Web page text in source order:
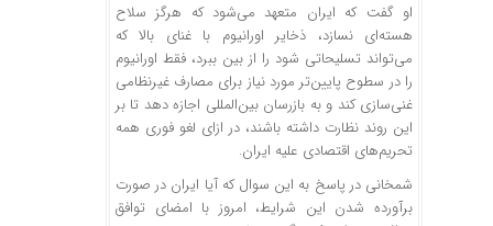
او گفت که ایران متعهد می‌شود که هرگز سلاح
هسته‌ای نسازد، ذخایر اورانیوم با غنای بالا که
می‌تواند تسلیحاتی شود را از بین ببرد، فقط اورانیوم
را در سطوح پایین‌تر مورد نیاز برای مصارف غیرنظامی
غنی‌سازی کند و به بازرسان بین‌المللی اجازه دهد تا بر
این روند نظارت داشته باشند، در ازای لغو فوری همه
تحریم‌های اقتصادی علیه ایران.
شمخانی در پاسخ به این سوال که آیا ایران در صورت
برآورده شدن این شرایط، امروز با امضای توافق